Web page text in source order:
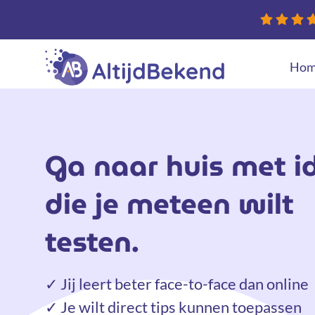
Ga naar huis met
die je meteen wilt
testen.
✓ Jij leert beter face-to-face dan online
✓ Je wilt direct tips kunnen toepassen